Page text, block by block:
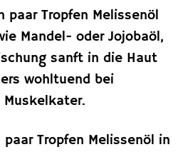
paar Tropfen Melissenöl
Mandel- oder Jojobaöl,
sanft in die Haut
wohltuend bei
Muskelkater.
paar Tropfen Melissenöl in